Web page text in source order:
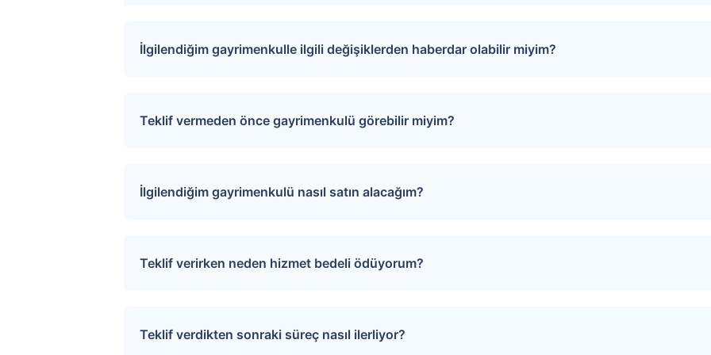
İlgilendiğim gayrimenkulle ilgili değişiklerden haberdar olabilir miyim?
Teklif vermeden önce gayrimenkulü görebilir miyim?
İlgilendiğim gayrimenkulü nasıl satın alacağım?
Verdiğiniz teklif satıcı tarafından değerlendirilerek onaylanır ya da reddedilir. Satıcının dönüşü
Teklif verirken neden hizmet bedeli ödüyorum?
Teklif verdikten sonraki süreç nasıl ilerliyor?